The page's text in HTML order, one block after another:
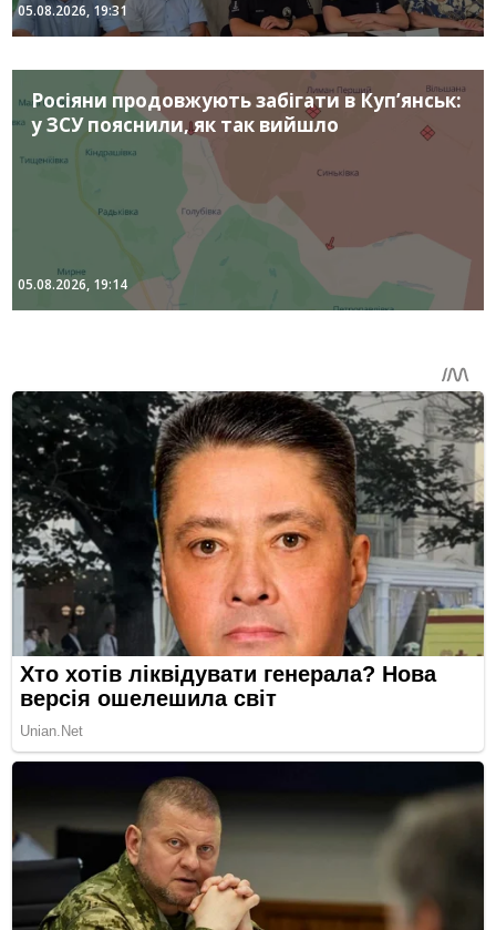
05.08.2026, 19:31
Росіяни продовжують забігати в Куп’янськ:
у ЗСУ пояснили, як так вийшло
05.08.2026, 19:14